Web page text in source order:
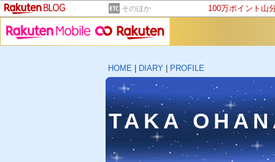
そのほか 100万ポイント山
HOME
DIARY PROFILE
TAKA